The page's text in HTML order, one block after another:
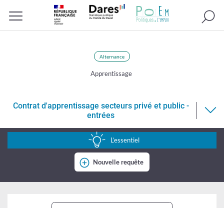
Alternance
Apprentissage
et
Contrat d'apprentissage secteurs privé et public -
entrées
L’essentiel
Nouvelle requête